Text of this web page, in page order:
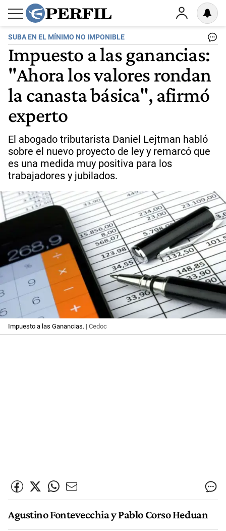
SUBA EN EL MÍNIMO NO IMPONIBLE
Impuesto a las ganancias:
"Ahora los valores rondan
la canasta básica", afirmó
experto
El abogado tributarista Daniel Lejtman habló
sobre el nuevo proyecto de ley y remarcó que
es una medida muy positiva para los
trabajadores y jubilados.
Impuesto a las Ganancias. | Cedoc
Agustino Fontevecchia y Pablo Corso Heduan